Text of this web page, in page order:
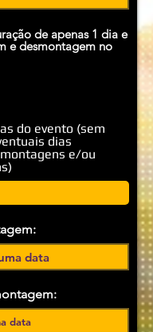
de apenas 1 dia e
e desmontagem no
do evento (sem
dias
e/ou